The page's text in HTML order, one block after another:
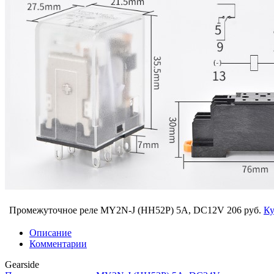
Промежуточное реле MY2N-J (HH52P) 5A, DC12V 206 руб.
Описание
Комментарии
Gearside